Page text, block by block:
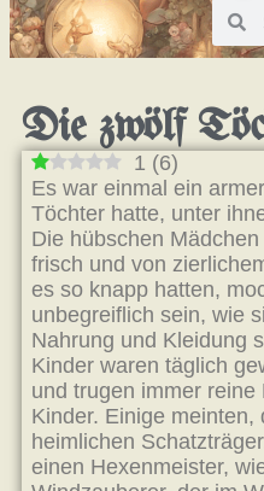
Die zwölf
1 (6)
Es war einmal ein
Töchter hatte, unter
Die hübschen
frisch und von
es so knapp hatten,
unbegreiflich sein, wie
Nahrung und Kleidung
Kinder waren täglich
und trugen immer
Kinder. Einige
heimlichen
einen Hexenmeister,